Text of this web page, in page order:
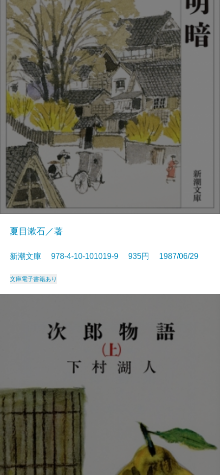
夏目漱石／著
新潮文庫 978-4-10-101019-9 935円 1987/06/29
文庫電子書籍あり